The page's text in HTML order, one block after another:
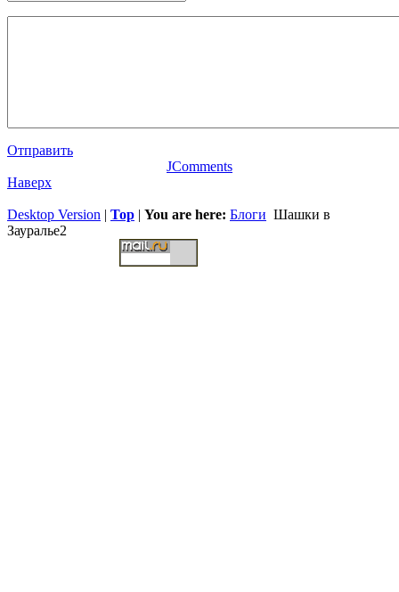
Отправить
JComments
Наверх
Desktop Version | Top | You are here: Блоги Шашки в
Зауралье2